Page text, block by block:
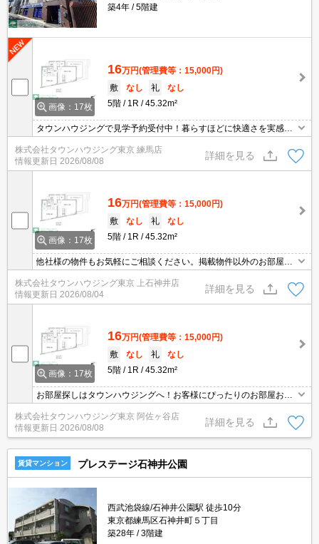
築4年
5階建
画像：17枚
16万円(管理費等：15,000円)
敷
なし 礼
なし
5階
1R 45.32m²
タウンハウジングで見学予約受付中！暮らすほどに快適さを実感で
きる設備仕様！駅前商業施設の多さ！日常の買い物に便利！
株式会社タウンハウジング東京 練馬店
情報更新日 2026/08/08
詳細を見る
画像：17枚
16万円(管理費等：15,000円)
敷
なし 礼
なし
5階
1R 45.32m²
他社様の物件もお気軽にご相談ください。掲載物件以外のお部屋も
ご紹介出来ます。明るく元気なスタッフが丁寧にご対応させていた
だきます。当店ならオンラインで見学・接客可能です！お気軽にお
問い合わせ下さい☆★
株式会社タウンハウジング東京 上石神井店
情報更新日 2026/08/04
詳細を見る
画像：17枚
16万円(管理費等：15,000円)
敷
なし 礼
なし
5階
1R 45.32m²
お部屋探しはタウンハウジングへ！お客様にぴったりのお部屋お探
し致します
株式会社タウンハウジング東京 阿佐ヶ谷店
情報更新日 2026/08/08
詳細を見る
賃貸マンション プレステージ石神井公園
西武池袋線/石神井公園駅 徒歩10分
東京都練馬区石神井町５丁目
築28年
3階建